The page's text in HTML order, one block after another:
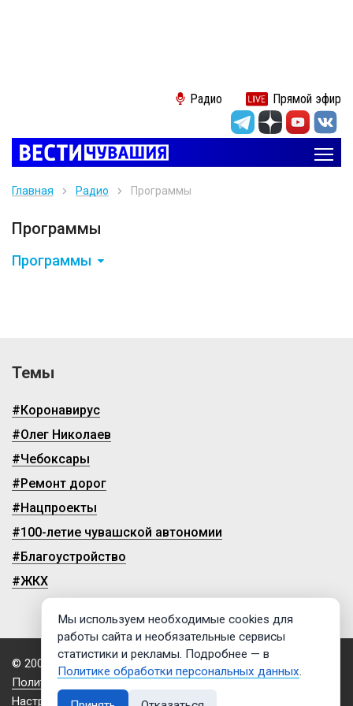
Радио Прямой эфир
Главная Радио Программы
Программы
Программы
Темы
#Коронавирус
#Олег Николаев
#Чебоксары
#Ремонт дорог
#Нацпроекты
#100-летие чувашской автономии
#Благоустройство
#ЖКХ
© 2009-2026, ГТРК «Чувашия»
Политика обработки персональных данных
Настройки cookies
Мы используем необходимые cookies для
работы сайта и необязательные сервисы
статистики и рекламы. Подробнее — в
Политике обработки персональных данных.